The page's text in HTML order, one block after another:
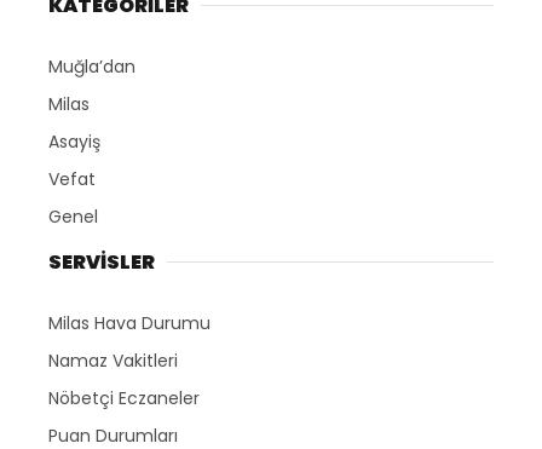
Muğla’dan
Milas
Asayiş
Vefat
Genel
SERVİSLER
Milas Hava Durumu
Namaz Vakitleri
Nöbetçi Eczaneler
Puan Durumları